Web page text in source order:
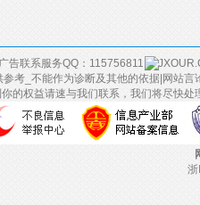
告联系服务QQ：115756811
参考_不能作为诊断及其他的依据|网站
的权益请速与我们联系，我们将尽快